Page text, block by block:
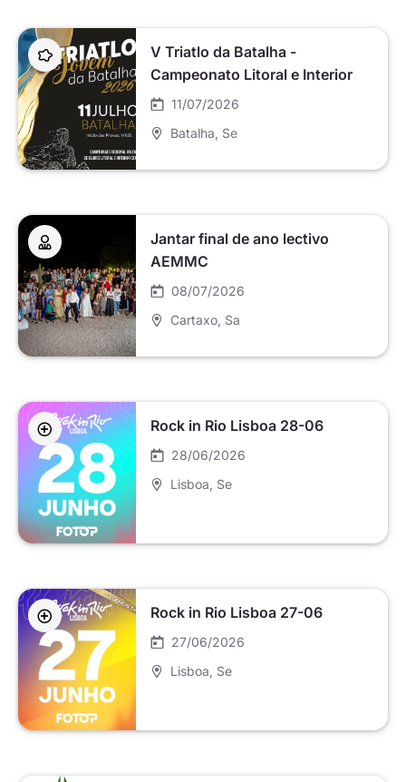
V Triatlo da Batalha -
Campeonato Litoral e Interior
Centro Jovem
11/07/2026
Batalha , Se
Jantar final de ano lectivo
AEMMC
08/07/2026
Cartaxo , Sa
Rock in Rio Lisboa 28-06
28/06/2026
Lisboa , Se
Rock in Rio Lisboa 27-06
27/06/2026
Lisboa , Se